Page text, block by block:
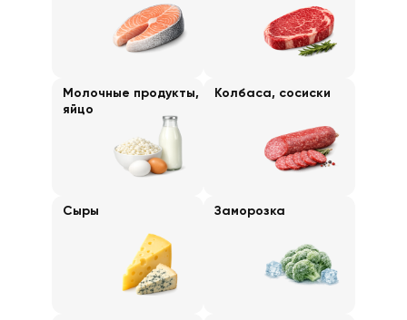
Молочные продукты,
яйцо
Колбаса, сосиски
Сыры Заморозка